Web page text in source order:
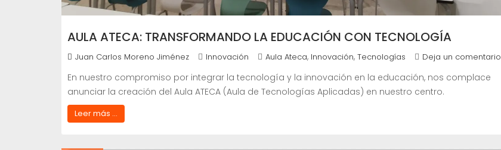
AULA ATECA: TRANSFORMANDO LA EDUCACIÓN CON TECNOLOGÍA
Juan Carlos Moreno Jiménez Innovación Aula Ateca, Innovación, Tecnologías Deja un comentario
En nuestro compromiso por integrar la tecnología y la innovación en la educación, nos complace
anunciar la creación del Aula ATECA (Aula de Tecnologías Aplicadas) en nuestro centro.
Leer más ...